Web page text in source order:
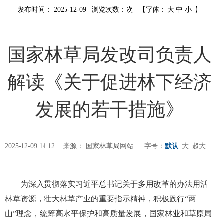
发布时间： 2025-12-09 浏览次数： 次 【字体： 大 中 小 】
国家林草局发改司负责人
解读《关于促进林下经济
发展的若干措施》
2025-12-09 14:12 来源： 国家林草局网站 字号： 默认 大 超大
为深入贯彻落实习近平总书记关于多用改革的办法用活
林草资源，壮大林草产业的重要指示精神，积极践行“两
山”理念，统筹高水平保护和高质量发展，国家林业和草原局